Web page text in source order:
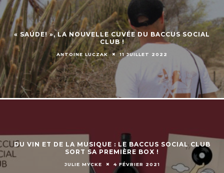
« SAÚDE! », LA NOUVELLE CUVÉE DU BACCUS SOCIAL
CLUB !
ANTOINE LUCZAK 11 JUILLET 2022
DU VIN ET DE LA MUSIQUE : LE BACCUS SOCIAL CLUB
SORT SA PREMIÈRE BOX !
JULIE MYCKE 4 FÉVRIER 2021